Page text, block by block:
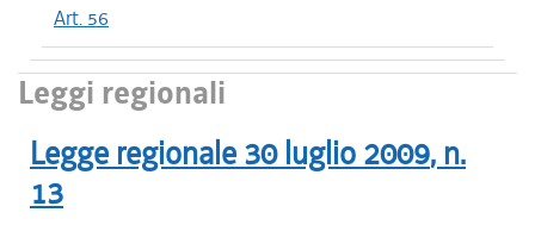
Art. 56
Leggi regionali
Legge regionale 30 luglio 2009, n.
13